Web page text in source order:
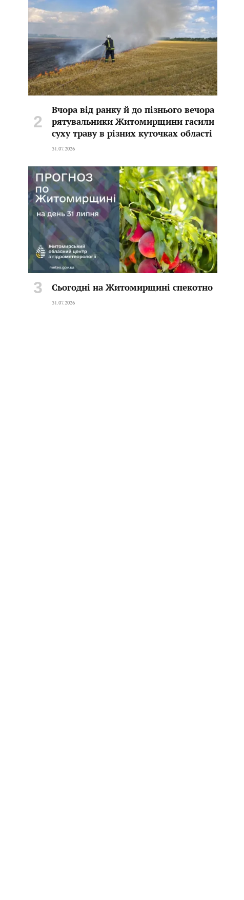
Вчора від ранку й до пізнього вечора
рятувальники Житомирщини гасили
суху траву в різних куточках області
31.07.2026
Сьогодні на Житомирщині спекотно
31.07.2026